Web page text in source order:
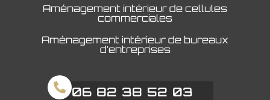
Aménagement intérieur de cellules
commerciales
Aménagement intérieur de bureaux
d’entreprises
06 82 38 52 03